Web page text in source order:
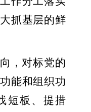
抓基层的鲜
，对标党的
能和组织功
短板、提措